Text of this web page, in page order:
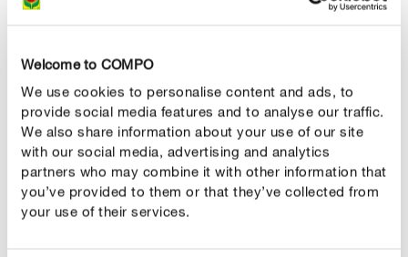
Welcome to COMPO
We use cookies to personalise content and ads, to
provide social media features and to analyse our traffic.
We also share information about your use of our site
with our social media, advertising and analytics
partners who may combine it with other information that
you’ve provided to them or that they’ve collected from
your use of their services.
moeite kan je een heerlijk gerecht op basis van pesto en
pasta (of brood) op tafel toveren. Rooster de pijnboom- of
zonnebloempitten in een hete pan zonder olie
gedurende enkele minuten. Roer daarbij regelmatig de
pitten om. Eenmaal ze een lichtbruine kleur hebben,
moeten ze van het vuur worden gehaald.